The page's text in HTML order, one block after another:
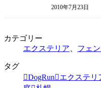
2010年7月23日
カテゴリー
エクステリア
フェ
タグ
DogRun
エクステリ